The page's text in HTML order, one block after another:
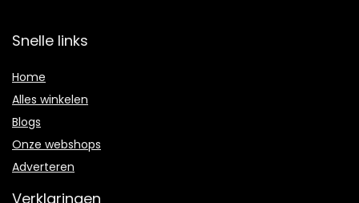
Snelle links
Home
Alles winkelen
Blogs
Onze webshops
Adverteren
Verklaringen